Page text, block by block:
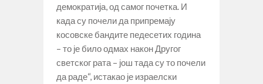
демократија, од самог почетка. И
када су почели да припремају
косовске бандите педесетих година
– то је било одмах након Другог
светског рата – још тада су то почели
да раде“, истакао је израелски